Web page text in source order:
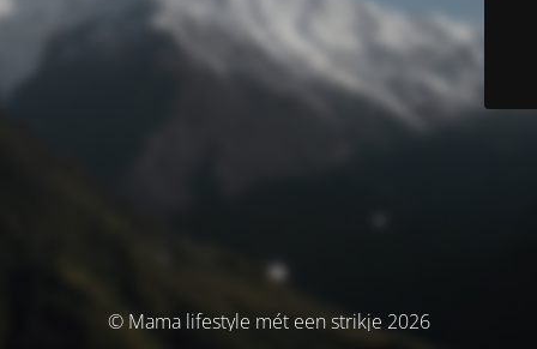
© Mama lifestyle mét een strikje 2026